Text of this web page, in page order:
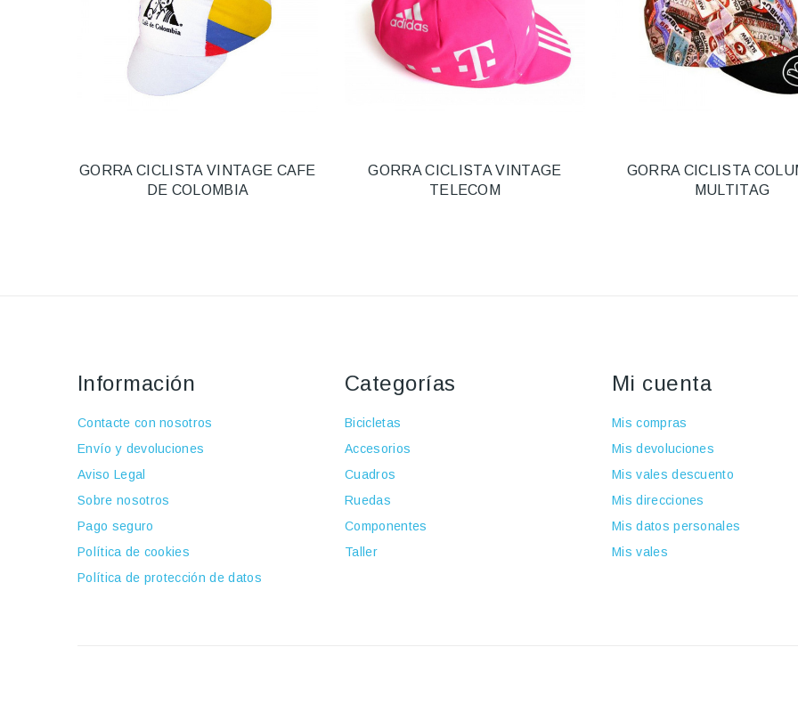
GORRA CICLISTA VINTAGE CAFE
DE COLOMBIA
GORRA CICLISTA VINTAGE
TELECOM
GORRA CICLISTA
MULTITAG
Información
Contacte con nosotros
Envío y devoluciones
Aviso Legal
Sobre nosotros
Pago seguro
Política de cookies
Política de protección de datos
Categorías
Bicicletas
Accesorios
Cuadros
Ruedas
Componentes
Taller
Mi cuenta
Mis compras
Mis devoluciones
Mis vales descuento
Mis direcciones
Mis datos personales
Mis vales